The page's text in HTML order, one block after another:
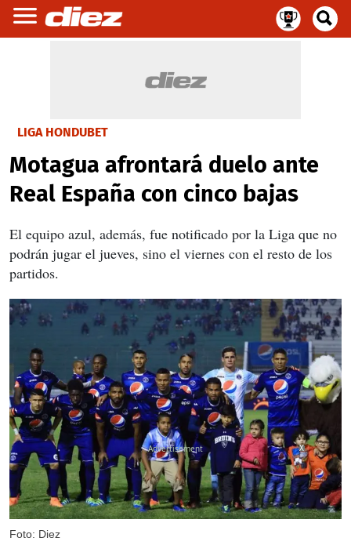
LIGA HONDUBET
Motagua afrontará duelo ante
Real España con cinco bajas
El equipo azul, además, fue notificado por la Liga que no
podrán jugar el jueves, sino el viernes con el resto de los
partidos.
Foto: Diez
X